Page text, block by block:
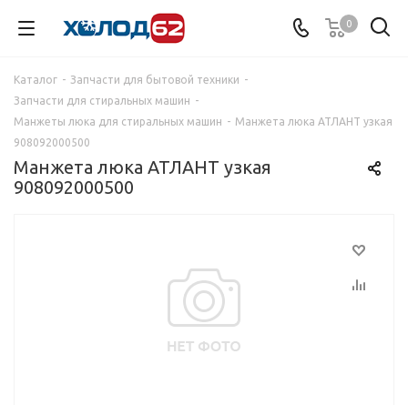
0
Каталог - Запчасти для бытовой техники -
Запчасти для стиральных машин -
Манжеты люка для стиральных машин - Манжета люка АТЛАНТ узкая
908092000500
Манжета люка АТЛАНТ узкая
908092000500